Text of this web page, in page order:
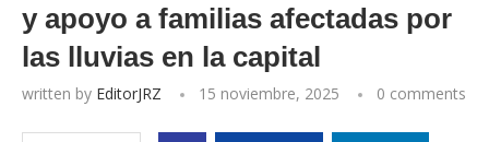
y apoyo a familias afectadas por
las lluvias en la capital
written by EditorJRZ 15 noviembre, 2025 0 comments